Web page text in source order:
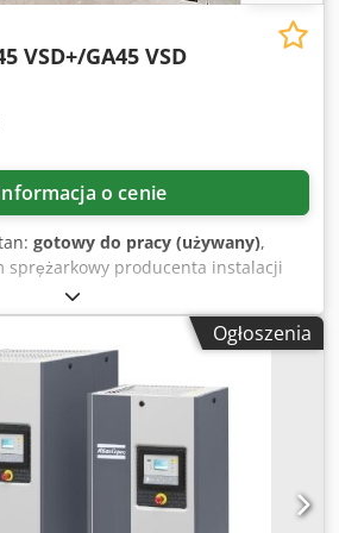
VSD+/GA45 VSD
o cenie
gotowy do pracy (używany),
sprężarkowy producenta instalacji
dwóch sprężarek Atlas Copco, dwóch
oraz systemu separacji oleju i
Atlas Copco. 1) Sprężarka
45 VSD+, rok produkcji: 2020,
9,4 m³/min, ciśnienie robocze: 13
prędkość obrotowa silnika: 4500
szer./wys.): ok. 1200 mm/1100
ok. 860 kg. 2) Sprężarka śrubowa
FF, rok produkcji: 2012, moc: 45 kW,
bar, prędkość obrotowa: 3000
Ogłoszenia